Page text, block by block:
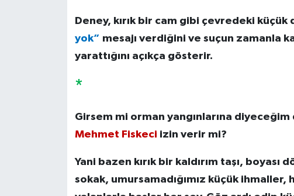
Deney, kırık bir cam gibi çevredeki
yok” mesajı verdiğini ve suçun zamanla
yarattığını açıkça gösterir.
*
Girsem mi orman yangınlarına
Mehmet Fiskeci izin verir mi?
Yani bazen kırık bir kaldırım taşı,
sokak, umursamadığımız küçük ihmaller,